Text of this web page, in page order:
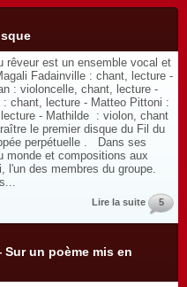
est un ensemble vocal et
Fadainville : chant, lecture -
: violoncelle, chant, lecture -
chant, lecture - Matteo Pittoni :
- Mathilde : violon, chant
le premier disque du Fil du
perpétuelle . Dans ses
monde et compositions aux
l'un des membres du groupe.
Lire la suite 5
un poème mis en